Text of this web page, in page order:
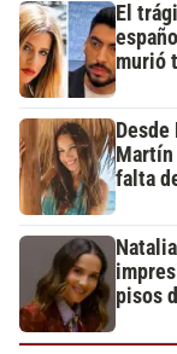
El
murió
falta
pisos